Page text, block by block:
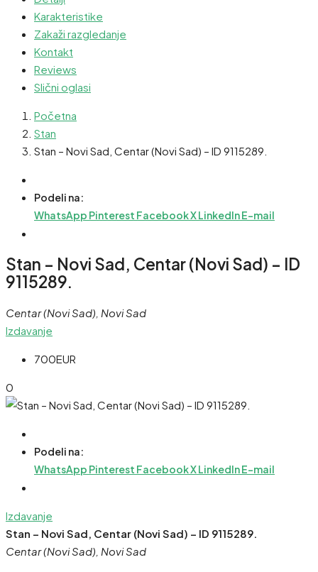
Karakteristike
Zakaži razgledanje
Kontakt
Reviews
Slični oglasi
Početna
Stan
Stan – Novi Sad, Centar (Novi Sad) – ID 9115289.
Podeli na:
WhatsApp Pinterest FacebookXLinkedInE-mail
Stan – Novi Sad, Centar (Novi Sad) – ID
9115289.
Centar (Novi Sad), Novi Sad
Izdavanje
700EUR
0
Podeli na:
WhatsApp Pinterest FacebookXLinkedInE-mail
Izdavanje
Stan – Novi Sad, Centar (Novi Sad) – ID 9115289.
Centar (Novi Sad), Novi Sad